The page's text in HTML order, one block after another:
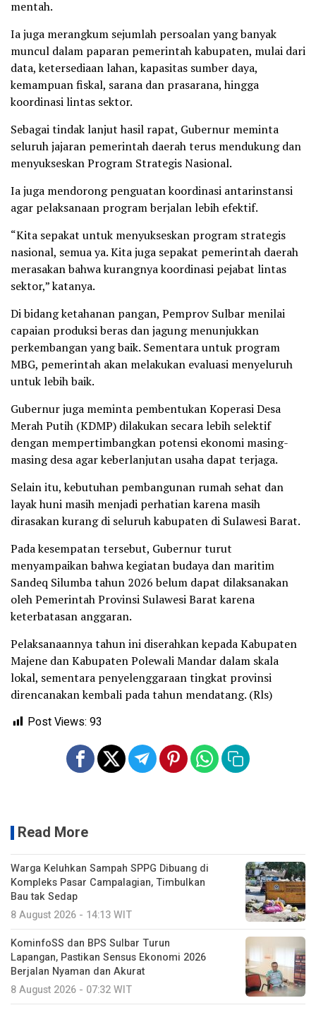
mentah.
Ia juga merangkum sejumlah persoalan yang banyak
muncul dalam paparan pemerintah kabupaten, mulai dari
data, ketersediaan lahan, kapasitas sumber daya,
kemampuan fiskal, sarana dan prasarana, hingga
koordinasi lintas sektor.
Sebagai tindak lanjut hasil rapat, Gubernur meminta
seluruh jajaran pemerintah daerah terus mendukung dan
menyukseskan Program Strategis Nasional.
Ia juga mendorong penguatan koordinasi antarinstansi
agar pelaksanaan program berjalan lebih efektif.
“Kita sepakat untuk menyukseskan program strategis
nasional, semua ya. Kita juga sepakat pemerintah daerah
merasakan bahwa kurangnya koordinasi pejabat lintas
sektor,” katanya.
Di bidang ketahanan pangan, Pemprov Sulbar menilai
capaian produksi beras dan jagung menunjukkan
perkembangan yang baik. Sementara untuk program
MBG, pemerintah akan melakukan evaluasi menyeluruh
untuk lebih baik.
Gubernur juga meminta pembentukan Koperasi Desa
Merah Putih (KDMP) dilakukan secara lebih selektif
dengan mempertimbangkan potensi ekonomi masing-
masing desa agar keberlanjutan usaha dapat terjaga.
Selain itu, kebutuhan pembangunan rumah sehat dan
layak huni masih menjadi perhatian karena masih
dirasakan kurang di seluruh kabupaten di Sulawesi Barat.
Pada kesempatan tersebut, Gubernur turut
menyampaikan bahwa kegiatan budaya dan maritim
Sandeq Silumba tahun 2026 belum dapat dilaksanakan
oleh Pemerintah Provinsi Sulawesi Barat karena
keterbatasan anggaran.
Pelaksanaannya tahun ini diserahkan kepada Kabupaten
Majene dan Kabupaten Polewali Mandar dalam skala
lokal, sementara penyelenggaraan tingkat provinsi
direncanakan kembali pada tahun mendatang. (Rls)
Post Views: 93
Read More
Warga Keluhkan Sampah SPPG Dibuang di
Kompleks Pasar Campalagian, Timbulkan
Bau tak Sedap
8 August 2026 - 14:13 WIT
KominfoSS dan BPS Sulbar Turun
Lapangan, Pastikan Sensus Ekonomi 2026
Berjalan Nyaman dan Akurat
8 August 2026 - 07:32 WIT